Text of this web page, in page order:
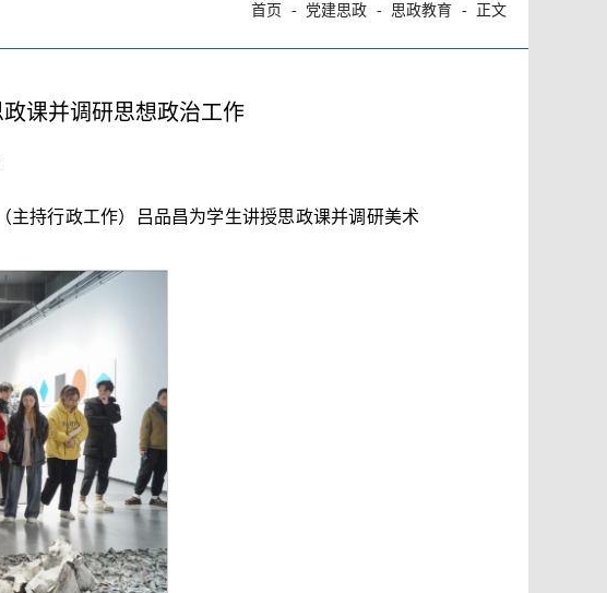
首页 党建思政 思政教育 正文
课并调研思想政治工作
主持行政工作）吕品昌为学生讲授思政课并调研美术